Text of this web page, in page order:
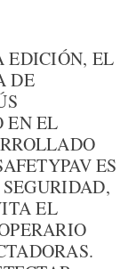
EDICIÓN, EL
DE
EN EL
ES
EL